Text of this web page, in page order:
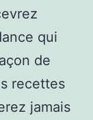
qui
de
recettes
jamais